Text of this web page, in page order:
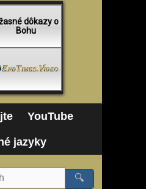
dôkazy o
Bohu
YouTube
jazyky
🔍